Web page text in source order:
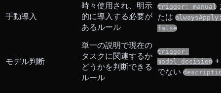
手動導入
時々使用され、明示
的に導入する必要が
あるルール
trigger: manual
たは
false
モデル判断
単一の説明で現在の
タスクに関連するか
どうかを判断できる
ルール
trigger:
model_decision
でない